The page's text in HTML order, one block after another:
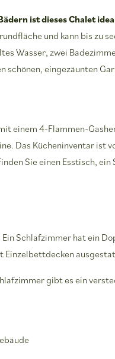
ist dieses Chalet
und kann bis zu
Wasser, zwei
schönen, eingezäunten
einem 4-Flammen-
Das Kücheninventar ist
Sie einen Esstisch,
Schlafzimmer hat ein
Einzelbettdecken
gibt es ein